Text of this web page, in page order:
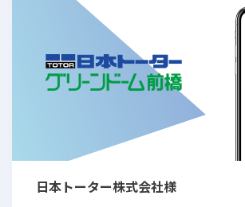
日本トーター株式会社様